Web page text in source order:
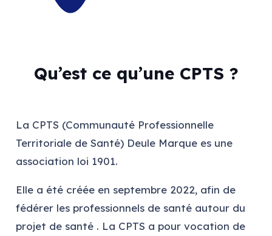
Qu’est ce qu’une CPTS ?
La CPTS (Communauté Professionnelle
Territoriale de Santé) Deule Marque es une
association loi 1901.
Elle a été créée en septembre 2022, afin de
fédérer les professionnels de santé autour du
projet de santé . La CPTS a pour vocation de